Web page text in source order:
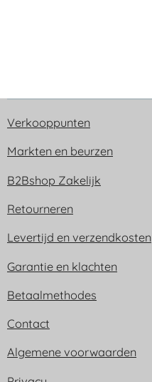
Verkooppunten
Markten en beurzen
B2Bshop Zakelijk
Retourneren
Levertijd en verzendkosten
Garantie en klachten
Betaalmethodes
Contact
Algemene voorwaarden